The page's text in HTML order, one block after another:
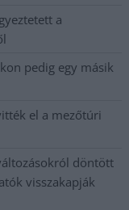
a
pedig egy másik
el a mezőtúri
döntött
visszakapják